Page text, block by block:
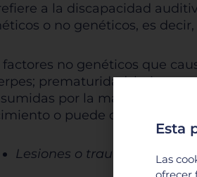
a la discapacidad
o no genéticos, es
factores no genéticos que
prematuridad; bajo
por la madre
o puede desarrollarse
Lesiones o traumatismos
Esta
Las